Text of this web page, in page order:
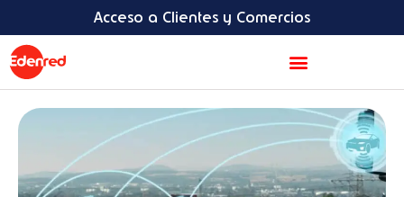
al
contenido
Acceso a Clientes y Comercios